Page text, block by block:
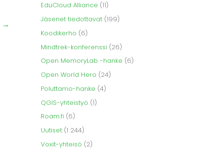
→
EduCloud Alliance (11)
Jäsenet tiedottavat (199)
Koodikerho (6)
Mindtrek-konferenssi (26)
Open MemoryLab -hanke (6)
Open World Hero (24)
Poluttamo-hanke (4)
QGIS-yhteistyö (1)
Roam.fi (6)
Uutiset (1 244)
Voxit-yhteisö (2)